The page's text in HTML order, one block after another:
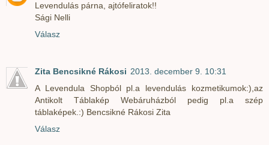
Levendulás párna, ajtófeliratok!!
Sági Nelli
Válasz
Zita Bencsikné Rákosi 2013. december 9. 10:31
A Levendula Shopból pl.a levendulás kozmetikumok:),az
Antikolt Táblakép Webáruházból pedig pl.a szép
táblaképek.:) Bencsikné Rákosi Zita
Válasz